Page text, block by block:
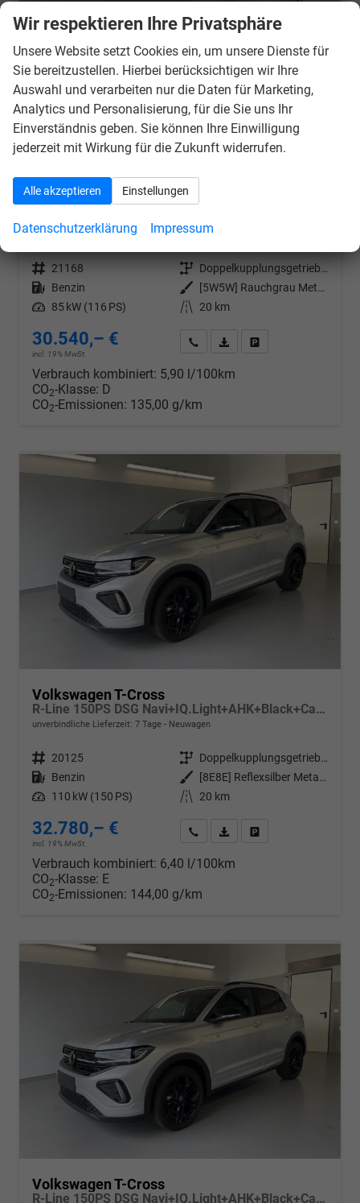
Volkswagen T-Cross
unverbindliche Lieferzeit:7 Tage Neuwagen
Fahrzeugnr. 21168 Getriebe
Doppelkupplungsgetriebe (DSG)
Kraftstoff Benzin Außenfarbe
[5W5W] Rauchgrau Metallic
Leistung 85 kW (116 PS) Kilometerstand 20 km
30.540,– €
incl. 19% MwSt.
Wir rufen Sie anPDF-Datei, Fahrzeugexposé
Verbrauch kombiniert: 5,90 l/100km
CO2-Klasse: D
CO2-Emissionen: 135,00 g/km
Volkswagen T-Cross
R-Line 150PS DSG Navi+IQ.Light+AHK+Black+Cam+Keyless+Side+Climatronic
unverbindliche Lieferzeit: 7 Tage Neuwagen
Fahrzeugnr. 20125 Getriebe
Doppelkupplungsgetriebe (DSG)
Kraftstoff Benzin Außenfarbe
[8E8E] Reflexsilber Metallic
Leistung 110 kW (150 PS) Kilometerstand 20 km
32.780,– €
incl. 19% MwSt.
Wir rufen Sie anPDF-Datei, Fahrzeugexposé
Verbrauch kombiniert: 6,40 l/100km
CO2-Klasse: E
CO2-Emissionen: 144,00 g/km
Volkswagen T-Cross
R-Line 150PS DSG Navi+IQ.Light+AHK+Black+Cam+Keyless+Side+Climatronic
Wir respektieren Ihre Privatsphäre
Unsere Website setzt Cookies ein, um unsere Dienste für
Sie bereitzustellen. Hierbei berücksichtigen wir Ihre
Auswahl und verarbeiten nur die Daten für Marketing,
Analytics und Personalisierung, für die Sie uns Ihr
Einverständnis geben. Sie können Ihre Einwilligung
jederzeit mit Wirkung für die Zukunft widerrufen.
Alle akzeptieren Einstellungen
Datenschutzerklärung Impressum